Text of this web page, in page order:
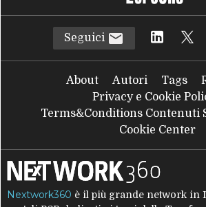
Seguici
About Autori Tags
Privacy e Cookie
Terms&Conditions Contenuti
Cookie Center
Nextwork360 è il più grande network in